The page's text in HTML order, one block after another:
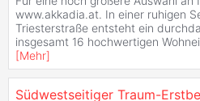
www.akkadia.at. In einer ruhigen
Triesterstraße entsteht ein
insgesamt 16 hochwertigen
[Mehr]